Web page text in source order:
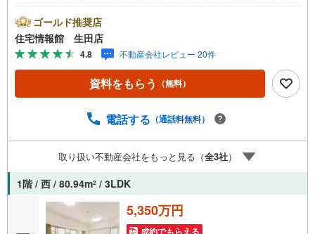
さい。住宅ローン相談会も同時開催中無理のない住宅ロー
ンの試算やご購入の際にかかる諸費用の概算も行っており
ます。しっかりとした資金計画のアドバイスをさせて頂き
ますので、お気軽にご相談ください。
ゴールド推奨店
住宅情報館 生田店
4.8 不動産会社レビュー 20件
資料をもらう （無料）
電話する （通話料無料）
取り扱い不動産会社をもっと見る（全3社）
1階 / 西 / 80.94m2 / 3LDK
5,350万円
成約でもらえる